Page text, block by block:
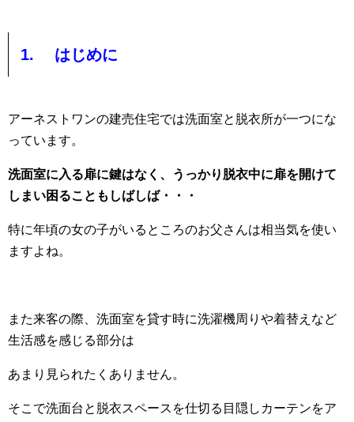
1. はじめに
アーネストワンの建売住宅では洗面室と脱衣所が一つにな
っています。
洗面室に入る扉に鍵はなく、うっかり脱衣中に扉を開けて
しまい困ることもしばしば・・・
特に年頃の女の子がいるところのお父さんは相当気を使い
ますよね。
また来客の際、洗面室を貸す時に洗濯機周りや着替えなど
生活感を感じる部分は
あまり見られたくありません。
そこで洗面台と脱衣スペースを仕切る目隠しカーテンをア